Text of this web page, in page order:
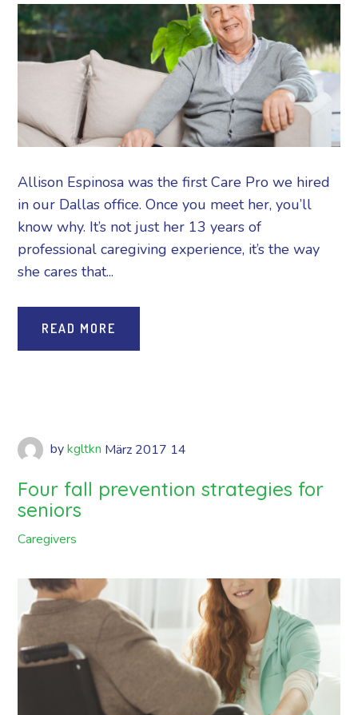
Allison Espinosa was the first Care Pro we hired
in our Dallas office. Once you meet her, you’ll
know why. It’s not just her 13 years of
professional caregiving experience, it’s the way
she cares that...
READ MORE
by kgltkn März 2017 14
Four fall prevention strategies for
seniors
Caregivers